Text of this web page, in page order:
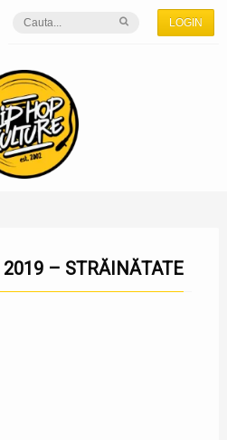
LOGIN
2019 – STRĂINĂTATE